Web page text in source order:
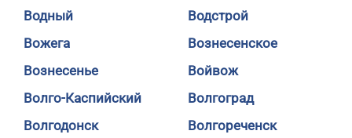
Водный
Водстрой
Вожега
Вознесенское
Вознесенье
Войвож
Волго-Каспийский
Волгоград
Волгодонск
Волгореченск